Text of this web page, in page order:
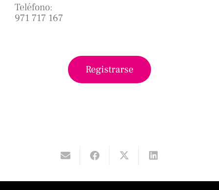
Teléfono:
971 717 167
Registrarse